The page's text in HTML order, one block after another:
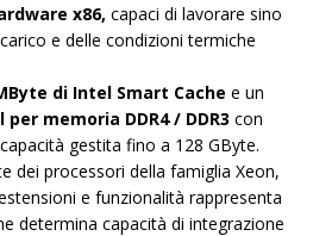
x86, capaci di lavorare sino
e delle condizioni termiche
di Intel Smart Cache e un
memoria DDR4 / DDR3 con
gestita fino a 128 GByte.
dei processori della famiglia Xeon,
e funzionalità rappresenta
determina capacità di integrazione